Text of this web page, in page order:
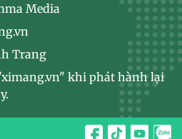
Media
Trang
khi phát hành lại